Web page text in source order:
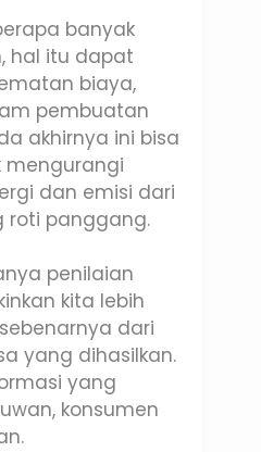
banyak
hal itu dapat
biaya,
pembuatan
akhirnya ini bisa
mengurangi
dan emisi dari
roti panggang.
penilaian
kita lebih
dari
yang dihasilkan.
yang
konsumen